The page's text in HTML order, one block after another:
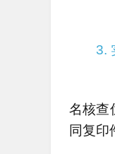
3.
名核查
同复印